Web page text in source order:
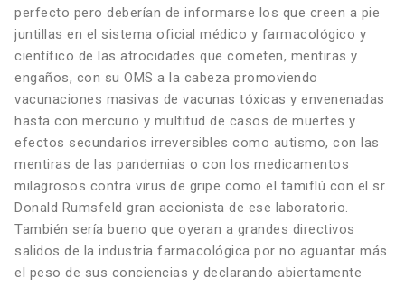
perfecto pero deberían de informarse los que creen a pie
juntillas en el sistema oficial médico y farmacológico y
científico de las atrocidades que cometen, mentiras y
engaños, con su OMS a la cabeza promoviendo
vacunaciones masivas de vacunas tóxicas y envenenadas
hasta con mercurio y multitud de casos de muertes y
efectos secundarios irreversibles como autismo, con las
mentiras de las pandemias o con los medicamentos
milagrosos contra virus de gripe como el tamiflú con el sr.
Donald Rumsfeld gran accionista de ese laboratorio.
También sería bueno que oyeran a grandes directivos
salidos de la industria farmacológica por no aguantar más
el peso de sus conciencias y declarando abiertamente